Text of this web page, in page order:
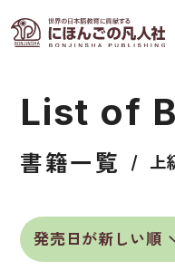
書籍一覧
お知らせ
イベント
日本語学習者用
List of
書籍一覧 上